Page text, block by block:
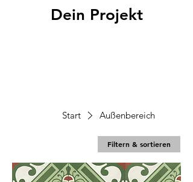
Dein Projekt
Start Außenbereich
Filtern & sortieren